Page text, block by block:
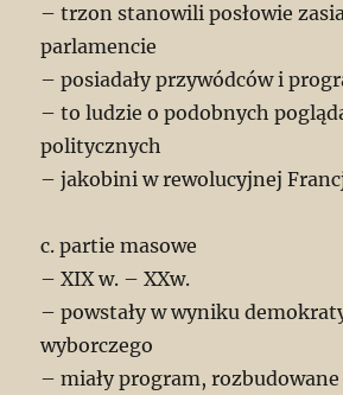
– trzon stanowili posłowie
parlamencie
– posiadały przywódców i
– to ludzie o podobnych
politycznych
– jakobini w rewolucyjnej
c. partie masowe
– XIX w. – XXw.
– powstały w wyniku
wyborczego
– miały program,